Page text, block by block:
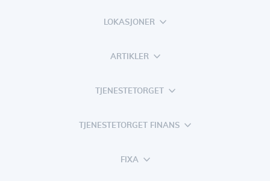
LOKASJONER
ARTIKLER
TJENESTETORGET
TJENESTETORGET FINANS
FIXA